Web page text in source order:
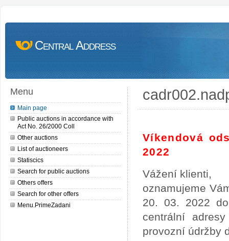
Central Address
Menu
Main page
Public auctions in accordance with
Act No. 26/2000 Coll
Other auctions
List of auctioneers
Statiscics
Search for public auctions
Others offers
Search for other offers
Menu.PrimeZadani
Víkendová
2022
Vážení klienti,
oznamujeme
20. 03. 2022
centrální
provozní údržby